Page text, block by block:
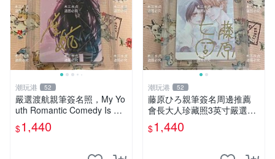
潮玩港 52
嚴選渡航親筆簽名照，My Yo
uth Romantic Comedy Is Wr
ong限量收藏版 青春戀愛物語
原創 漫畫周邊
$1,440
潮玩港 52
藤原ひろ親筆簽名周邊推薦
會長大人珍藏照3英寸嚴選女
仆紀念品 面簽收藏 會長大人
簽名照 女仆照 面簽收藏
$1,440